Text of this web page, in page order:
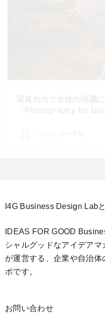
I4G Business Design Lab
IDEAS FOR GOOD
シャルグッドなアイデアマ
が運営する、企業や自治
ボです。
お問い合わせ